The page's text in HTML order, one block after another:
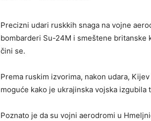
Precizni udari ruskkih snaga na vojne
bombarderi Su-24M i smeštene britanske
čini se.
Prema ruskim izvorima, nakon udara,
moguće kako je ukrajinska vojska izgubila
Poznato je da su vojni aerodromi u